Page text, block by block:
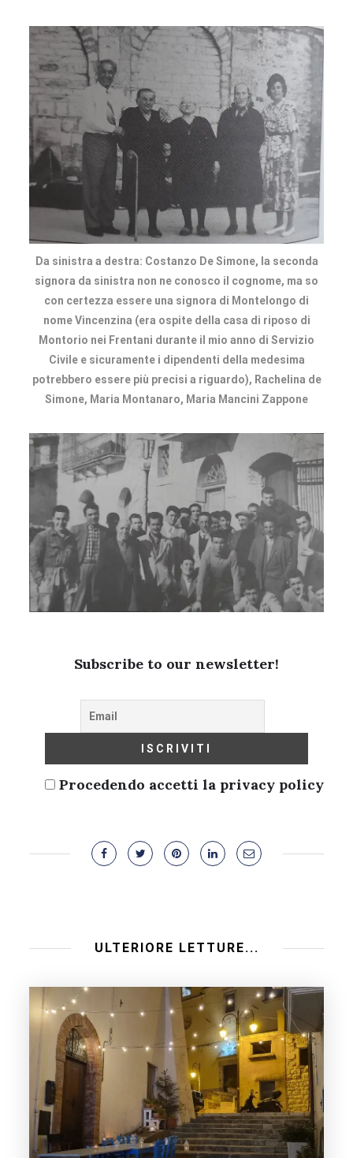
Da sinistra a destra: Costanzo De Simone, la seconda
signora da sinistra non ne conosco il cognome, ma so
con certezza essere una signora di Montelongo di
nome Vincenzina (era ospite della casa di riposo di
Montorio nei Frentani durante il mio anno di Servizio
Civile e sicuramente i dipendenti della medesima
potrebbero essere più precisi a riguardo), Rachelina de
Simone, Maria Montanaro, Maria Mancini Zappone
Subscribe to our newsletter!
Procedendo accetti la privacy policy
ULTERIORE LETTURE...